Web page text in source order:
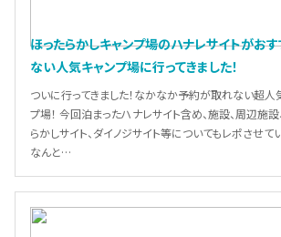
ほったらかしキャンプ場のハナレサイトがお
ない人気キャンプ場に行ってきました！
ついに行ってきました！なかなか予約が取れない超人
プ場！ 今回泊まったハナレサイト含め、施設、周辺施設
らかしサイト、ダイノジサイト等についてもレポさせてい
なんと…